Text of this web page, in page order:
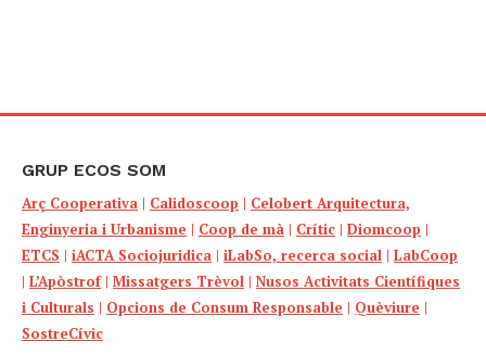
GRUP ECOS SOM
Arç Cooperativa | Calidoscoop | Celobert Arquitectura,
Enginyeria i Urbanisme | Coop de mà | Crític | Diomcoop |
ETCS | iACTA Sociojuridica | iLabSo, recerca social | LabCoop
| L’Apòstrof| Missatgers Trèvol | Nusos Activitats Científiques
i Culturals | Opcions de Consum Responsable | Quèviure |
SostreCívic